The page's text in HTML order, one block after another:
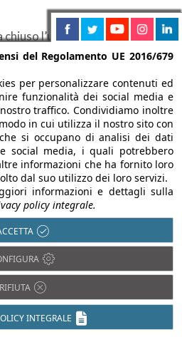
l’ultima edizione di
professionisti che ...
del Regolamento UE 2016/679
per personalizzare contenuti ed
funzionalità dei social media e
traffico. Condividiamo inoltre
in cui utilizza il nostro sito con
si occupano di analisi dei dati
social media, i quali potrebbero
informazioni che ha fornito loro
dal suo utilizzo dei loro servizi.
informazioni e dettagli sulla
policy integrale.
RIFIUTA
INTEGRALE